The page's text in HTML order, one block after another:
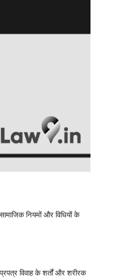
नियमों और विधियों के
विवाह के शर्तों और शरीरक